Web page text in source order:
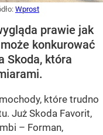
Wprost
prawie jak
konkurować
Skoda, która
które trudno
Już Skoda Favorit,
– Forman,